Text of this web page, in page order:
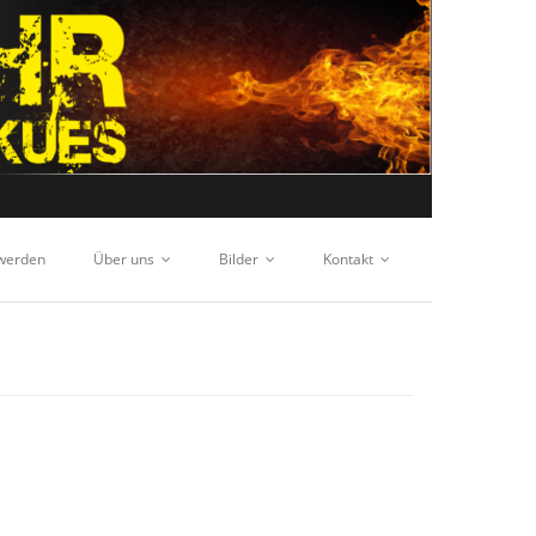
Über uns Bilder Kontakt